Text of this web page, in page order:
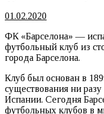
01.02.2020
ФК «Барселона» —
футбольный клуб из
города Барселона.
Клуб был основан в
существования ни
Испании. Сегодня
футбольных клубов в